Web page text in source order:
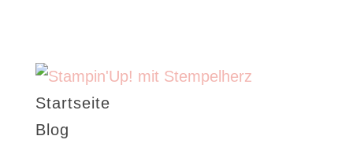
Startseite
Blog